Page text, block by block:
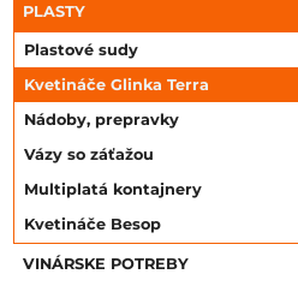
PLASTY
Plastové sudy
Kvetináče Glinka Terra
Nádoby, prepravky
Vázy so záťažou
Multiplatá kontajnery
Kvetináče Besop
VINÁRSKE POTREBY